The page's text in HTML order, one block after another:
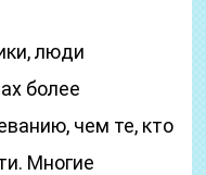
люди
более
чем те, кто
Многие